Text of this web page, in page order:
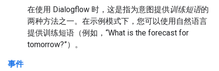
在使用 Dialogflow 时，这是指为意图提供训练短语的
两种方法之一。 在示例模式下，您可以使用自然语言
提供训练短语（例如，“What is the forecast for
tomorrow?”）。
事件